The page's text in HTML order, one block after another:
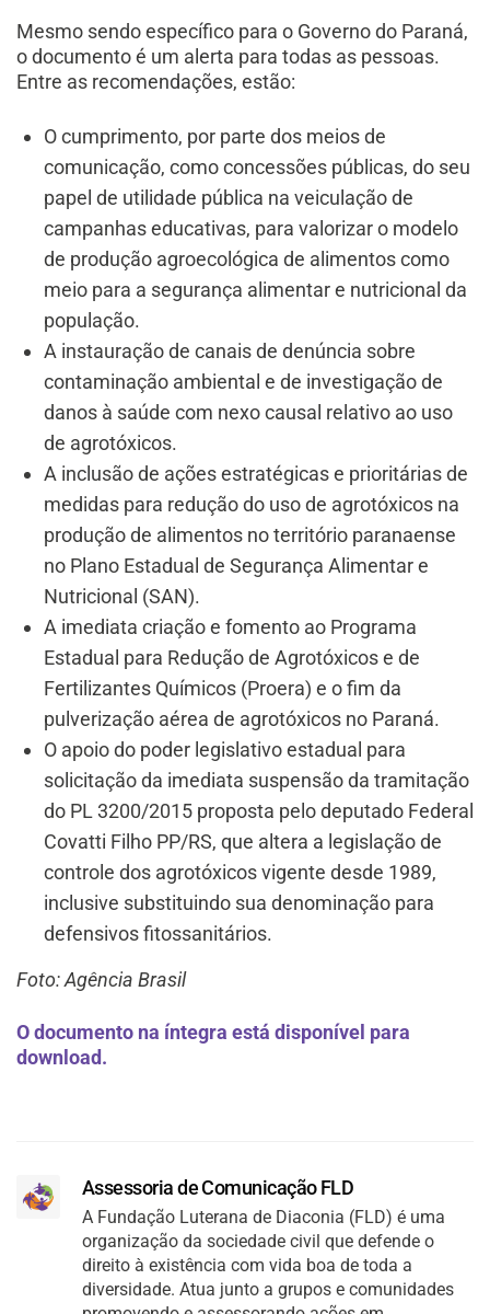
Mesmo sendo específico para o Governo do Paraná,
o documento é um alerta para todas as pessoas.
Entre as recomendações, estão:
O cumprimento, por parte dos meios de
comunicação, como concessões públicas, do seu
papel de utilidade pública na veiculação de
campanhas educativas, para valorizar o modelo
de produção agroecológica de alimentos como
meio para a segurança alimentar e nutricional da
população.
A instauração de canais de denúncia sobre
contaminação ambiental e de investigação de
danos à saúde com nexo causal relativo ao uso
de agrotóxicos.
A inclusão de ações estratégicas e prioritárias de
medidas para redução do uso de agrotóxicos na
produção de alimentos no território paranaense
no Plano Estadual de Segurança Alimentar e
Nutricional (SAN).
A imediata criação e fomento ao Programa
Estadual para Redução de Agrotóxicos e de
Fertilizantes Químicos (Proera) e o fim da
pulverização aérea de agrotóxicos no Paraná.
O apoio do poder legislativo estadual para
solicitação da imediata suspensão da tramitação
do PL 3200/2015 proposta pelo deputado Federal
Covatti Filho PP/RS, que altera a legislação de
controle dos agrotóxicos vigente desde 1989,
inclusive substituindo sua denominação para
defensivos fitossanitários.
Foto: Agência Brasil
O documento na íntegra está disponível para
download.
Assessoria de Comunicação FLD
A Fundação Luterana de Diaconia (FLD) é uma
organização da sociedade civil que defende o
direito à existência com vida boa de toda a
diversidade. Atua junto a grupos e comunidades